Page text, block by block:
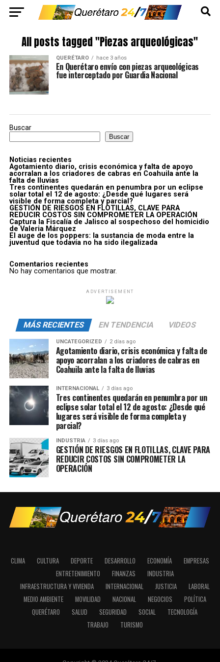
All posts tagged "Piezas arqueológicas"
QUERÉTARO hace 3 años
En Querétaro envío con piezas arqueológicas
fue interceptado por Guardia Nacional
Buscar
Buscar
Noticias recientes
Agotamiento diario, crisis económica y falta de apoyo
acorralan a los criadores de cabras en Coahuila ante la
falta de lluvias
Tres continentes quedarán en penumbra por un eclipse
solar total el 12 de agosto: ¿Desde qué lugares será
visible de forma completa y parcial?
GESTIÓN DE RIESGOS EN FLOTILLAS, CLAVE PARA
REDUCIR COSTOS SIN COMPROMETER LA OPERACIÓN
Captura la Fiscalía de Jalisco al sospechoso del homicidio
de Valeria Márquez
El auge de los poppers: la sustancia de moda entre la
juventud que todavía no ha sido ilegalizada
Comentarios recientes
No hay comentarios que mostrar.
ADVERTISEMENT
MÁS RECIENTES EN TENDENCIA VIDEOS
UNCATEGORIZED 2 días ago
Agotamiento diario, crisis económica y falta de
apoyo acorralan a los criadores de cabras en
Coahuila ante la falta de lluvias
INTERNACIONAL 3 días ago
Tres continentes quedarán en penumbra por un
eclipse solar total el 12 de agosto: ¿Desde qué
lugares será visible de forma completa y
parcial?
INDUSTRIA 3 días ago
GESTIÓN DE RIESGOS EN FLOTILLAS, CLAVE PARA
REDUCIR COSTOS SIN COMPROMETER LA
OPERACIÓN
CLIMA CULTURA DEPORTE DESARROLLO ECONOMÍA
EMPRESAS
ENTRETENIMIENTO
FINANZAS
INDUSTRIA
INFRAESTRUCTURA Y VIVIENDA
INTERNACIONAL JUSTICIA
LABORAL
MEDIO AMBIENTE
MOVILIDAD NACIONAL NEGOCIOS
POLÍTICA
QUERÉTARO
SALUD SEGURIDAD SOCIAL
TECNOLOGÍA
TRABAJO
TURISMO